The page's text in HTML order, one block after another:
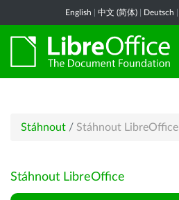
English 中文 (简体) Deutsch
Stáhnout / Stáhnout LibreOffice
Stáhnout LibreOffice